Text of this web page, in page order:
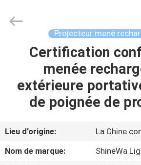
MAISON
VIDÉOS
International
Trade
Projecteur mené
Certification
menée
extérieure
de poignée de
Lieu d'origine:
La Chine
Nom de marque:
ShineWa